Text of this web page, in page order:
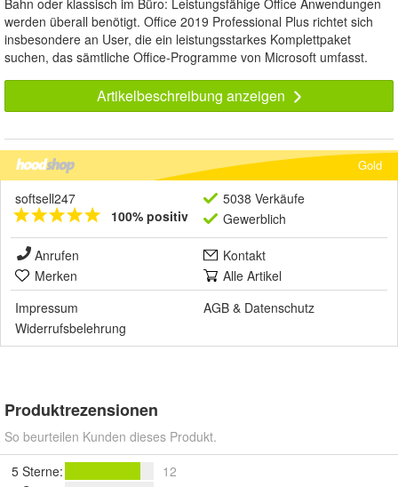
werden überall benötigt. Office 2019 Professional Plus richtet sich
insbesondere an User, die ein leistungsstarkes Komplettpaket
suchen, das sämtliche Office-Programme von Microsoft umfasst.
Artikelbeschreibung anzeigen
Gold
softsell247
100% positiv
5038 Verkäufe
Gewerblich
Anrufen
Kontakt
Merken
Alle Artikel
Impressum
AGB & Datenschutz
Widerrufsbelehrung
Produktrezensionen
So beurteilen Kunden dieses Produkt.
5 Sterne:
12